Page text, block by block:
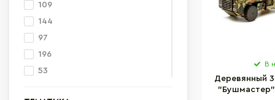
109
144
97
196
53
В
Деревянный
"Бушмастер"